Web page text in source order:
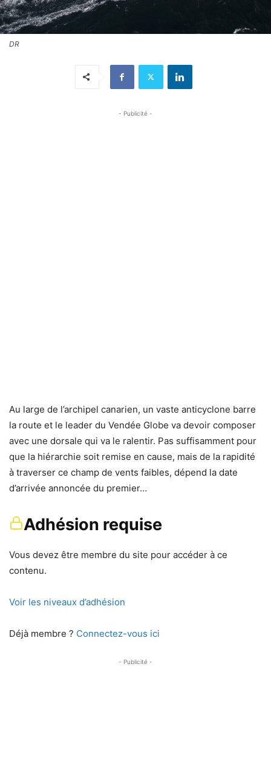
DR
- Publicité -
Au large de l’archipel canarien, un vaste anticyclone barre
la route et le leader du Vendée Globe va devoir composer
avec une dorsale qui va le ralentir. Pas suffisamment pour
que la hiérarchie soit remise en cause, mais de la rapidité
à traverser ce champ de vents faibles, dépend la date
d’arrivée annoncée du premier…
Adhésion requise
Vous devez être membre du site pour accéder à ce
contenu.
Voir les niveaux d’adhésion
Déjà membre ? Connectez-vous ici
- Publicité -